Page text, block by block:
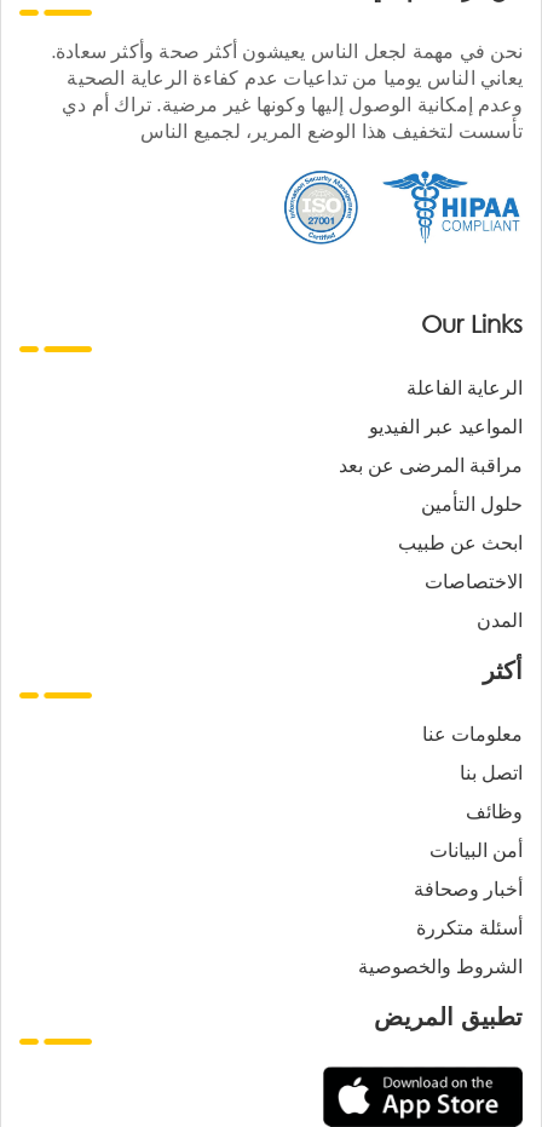
نحن في مهمة لجعل الناس يعيشون أكثر صحة وأكثر سعادة.
يعاني الناس يوميا من تداعيات عدم كفاءة الرعاية الصحية
وعدم إمكانية الوصول إليها وكونها غير مرضية. تراك أم دي
تأسست لتخفيف هذا الوضع المرير، لجميع الناس
Our Links
الرعاية الفاعلة
المواعيد عبر الفيديو
مراقبة المرضى عن بعد
حلول التأمين
ابحث عن طبيب
الاختصاصات
المدن
أكثر
معلومات عنا
اتصل بنا
وظائف
أمن البيانات
أخبار وصحافة
أسئلة متكررة
الشروط والخصوصية
تطبيق المريض